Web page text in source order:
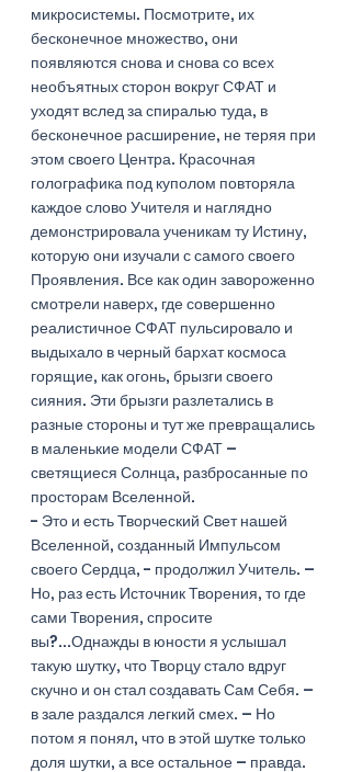
микросистемы. Посмотрите, их
бесконечное множество, они
появляются снова и снова со всех
необъятных сторон вокруг СФАТ и
уходят вслед за спиралью туда, в
бесконечное расширение, не теряя при
этом своего Центра. Красочная
голографика под куполом повторяла
каждое слово Учителя и наглядно
демонстрировала ученикам ту Истину,
которую они изучали с самого своего
Проявления. Все как один завороженно
смотрели наверх, где совершенно
реалистичное СФАТ пульсировало и
выдыхало в черный бархат космоса
горящие, как огонь, брызги своего
сияния. Эти брызги разлетались в
разные стороны и тут же превращались
в маленькие модели СФАТ –
светящиеся Солнца, разбросанные по
просторам Вселенной.
- Это и есть Творческий Свет нашей
Вселенной, созданный Импульсом
своего Сердца, - продолжил Учитель. –
Но, раз есть Источник Творения, то где
сами Творения, спросите
вы?...Однажды в юности я услышал
такую шутку, что Творцу стало вдруг
скучно и он стал создавать Сам Себя. –
в зале раздался легкий смех. – Но
потом я понял, что в этой шутке только
доля шутки, а все остальное – правда.